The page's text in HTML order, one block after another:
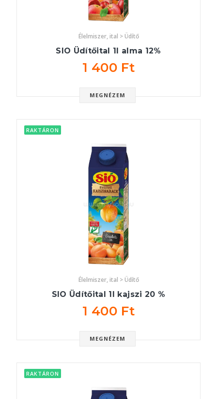
Élelmiszer, ital > Üdítő
SIO Üdítőital 1l alma 12%
1 400 Ft
MEGNÉZEM
RAKTÁRON
Élelmiszer, ital > Üdítő
SIO Üdítőital 1l kajszi 20 %
1 400 Ft
MEGNÉZEM
RAKTÁRON